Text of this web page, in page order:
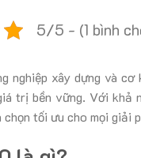
5/5 - (1 bình
nghiệp xây dựng và cơ
trị bền vững. Với khả
tối ưu cho mọi giải